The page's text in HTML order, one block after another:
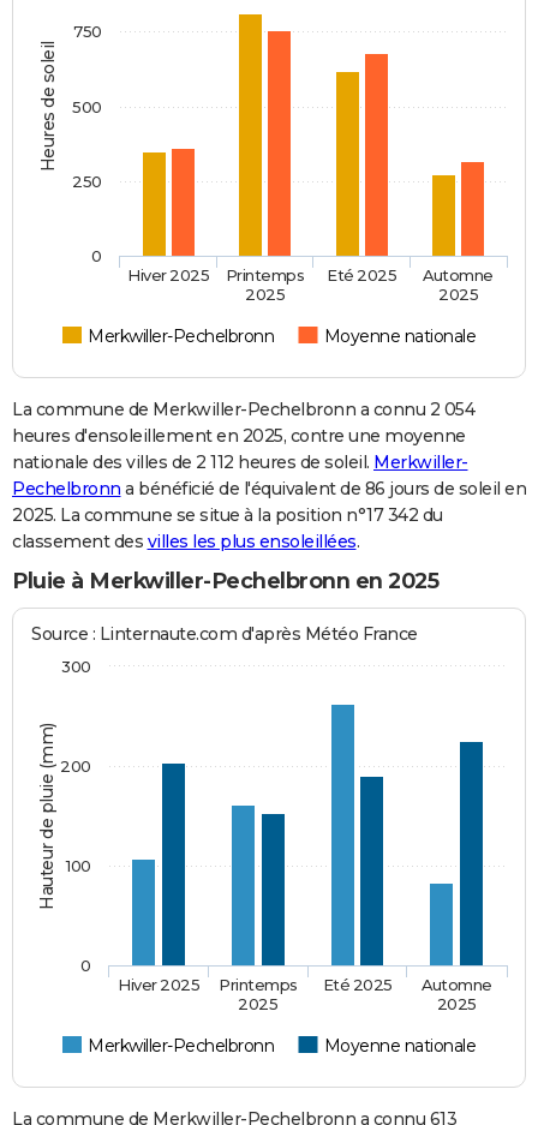
Heures de soleil
Merkwiller-Pechelbronn Moyenne nationale
Hiver 2025
Printemps
2025
Eté 2025
Automne
2025
0
250
500
750
La commune de Merkwiller-Pechelbronn a connu 2 054
heures d'ensoleillement en 2025, contre une moyenne
nationale des villes de 2 112 heures de soleil. Merkwiller-
Pechelbronn a bénéficié de l'équivalent de 86 jours de soleil en
2025. La commune se situe à la position n°17 342 du
classement des villes les plus ensoleillées.
Pluie à Merkwiller-Pechelbronn en 2025
Hauteur de pluie (mm)
Source : Linternaute.com d'après Météo France
Merkwiller-Pechelbronn Moyenne nationale
Hiver 2025
Printemps
2025
Eté 2025
Automne
2025
0
100
200
300
La commune de Merkwiller-Pechelbronn a connu 613